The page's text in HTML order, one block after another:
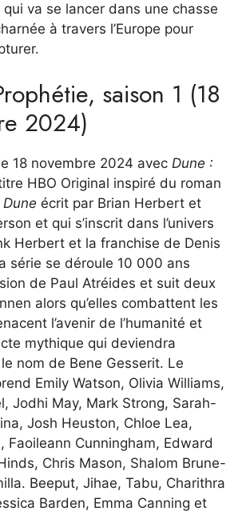
va se lancer dans une chasse
à travers l’Europe pour
saison 1 (18
2024)
18 novembre 2024 avec Dune :
HBO Original inspiré du roman
écrit par Brian Herbert et
et qui s’inscrit dans l’univers
Herbert et la franchise de Denis
série se déroule 10 000 ans
de Paul Atréides et suit deux
alors qu’elles combattent les
l’avenir de l’humanité et
mythique qui deviendra
nom de Bene Gesserit. Le
Emily Watson, Olivia Williams,
Jodhi May, Mark Strong, Sarah-
Josh Heuston, Chloe Lea,
Faoileann Cunningham, Edward
Chris Mason, Shalom Brune-
Beeput, Jihae, Tabu, Charithra
Barden, Emma Canning et